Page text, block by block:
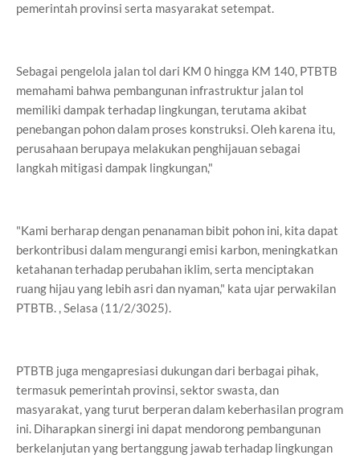
pemerintah provinsi serta masyarakat setempat.
Sebagai pengelola jalan tol dari KM 0 hingga KM 140, PTBTB
memahami bahwa pembangunan infrastruktur jalan tol
memiliki dampak terhadap lingkungan, terutama akibat
penebangan pohon dalam proses konstruksi. Oleh karena itu,
perusahaan berupaya melakukan penghijauan sebagai
langkah mitigasi dampak lingkungan,"
"Kami berharap dengan penanaman bibit pohon ini, kita dapat
berkontribusi dalam mengurangi emisi karbon, meningkatkan
ketahanan terhadap perubahan iklim, serta menciptakan
ruang hijau yang lebih asri dan nyaman," kata ujar perwakilan
PTBTB. , Selasa (11/2/3025).
PTBTB juga mengapresiasi dukungan dari berbagai pihak,
termasuk pemerintah provinsi, sektor swasta, dan
masyarakat, yang turut berperan dalam keberhasilan program
ini. Diharapkan sinergi ini dapat mendorong pembangunan
berkelanjutan yang bertanggung jawab terhadap lingkungan